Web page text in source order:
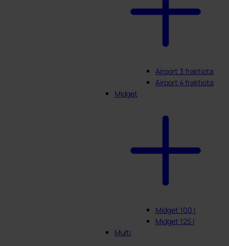
Airport 3 fraktiota
Airport 4 fraktiota
Midget
Midget 100 l
Midget 125 l
Multi